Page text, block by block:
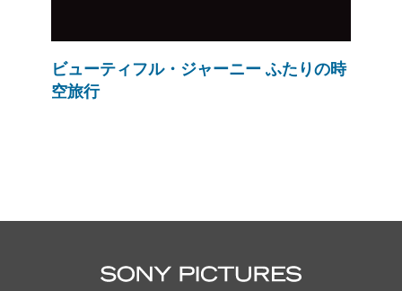
ビューティフル・ジャーニー ふたりの時
空旅行